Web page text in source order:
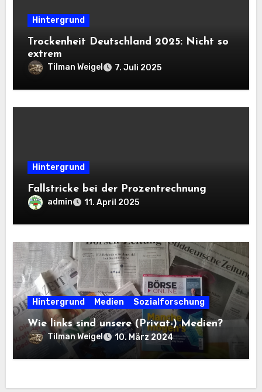
Hintergrund
Trockenheit Deutschland 2025: Nicht so
extrem
Tilman Weigel 7. Juli 2025
Hintergrund
Fallstricke bei der Prozentrechnung
admin 11. April 2025
Hintergrund Medien Sozialforschung
Wie links sind unsere (Privat-) Medien?
Tilman Weigel 10. März 2024